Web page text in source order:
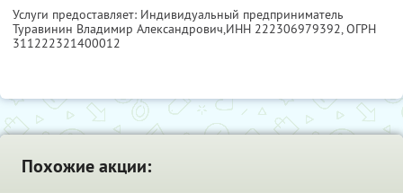
Услуги предоставляет: Индивидуальный предприниматель
Туравинин Владимир Александрович,ИНН 222306979392, ОГРН
311222321400012
Похожие акции: